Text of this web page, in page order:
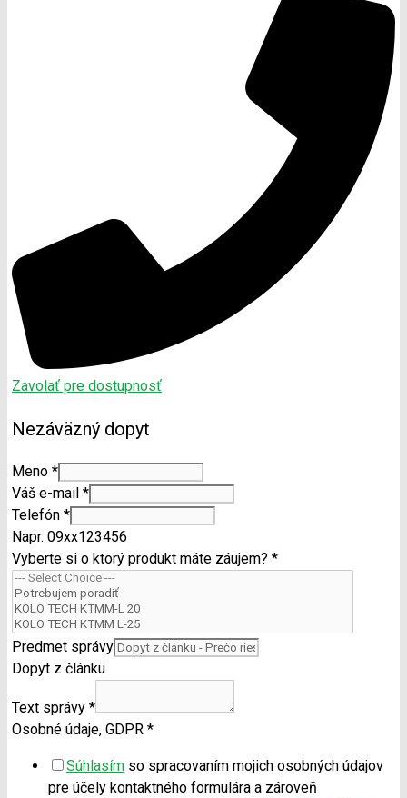
Zavolať pre dostupnosť
Nezáväzný dopyt
Meno *
Váš e-mail *
Telefón *
Napr. 09xx123456
Vyberte si o ktorý produkt máte záujem? *
Predmet správy
Dopyt z článku
Text správy *
Osobné údaje, GDPR *
Súhlasím so spracovaním mojich osobných údajov
pre účely kontaktného formulára a zároveň